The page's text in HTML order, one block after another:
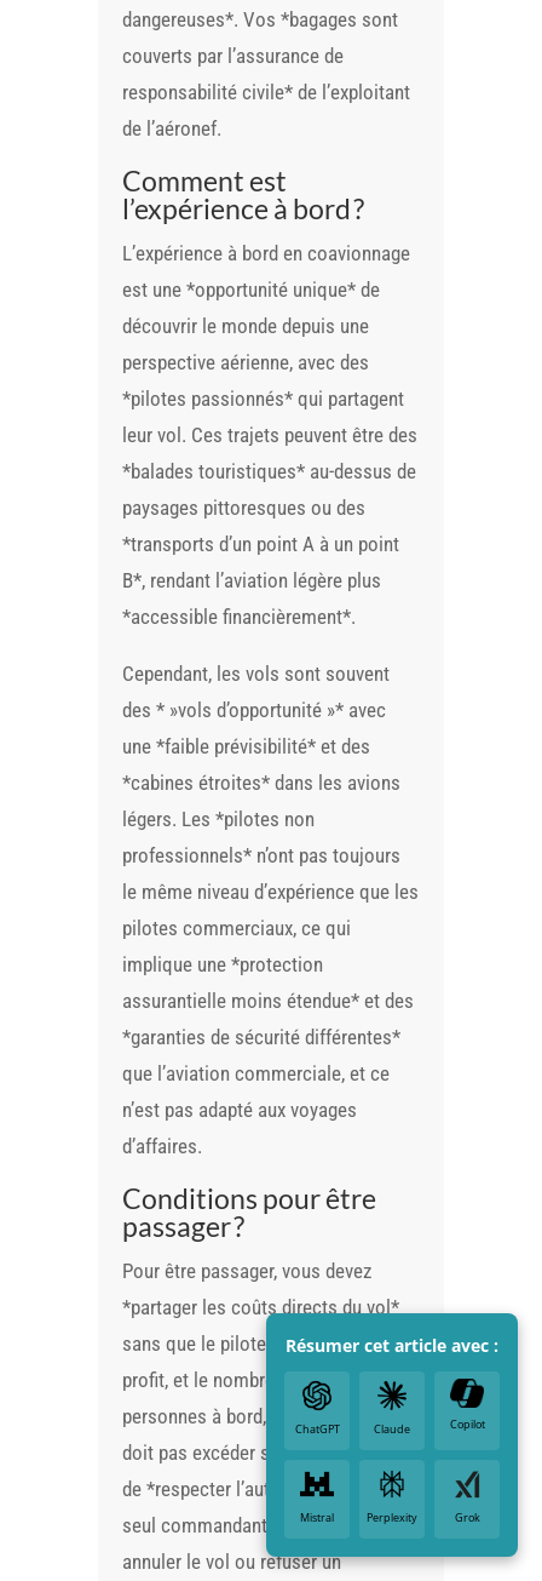
dangereuses*. Vos *bagages sont
couverts par l’assurance de
responsabilité civile* de l’exploitant
de l’aéronef.
Comment est
l’expérience à bord ?
L’expérience à bord en coavionnage
est une *opportunité unique* de
découvrir le monde depuis une
perspective aérienne, avec des
*pilotes passionnés* qui partagent
leur vol. Ces trajets peuvent être des
*balades touristiques* au-dessus de
paysages pittoresques ou des
*transports d’un point A à un point
B*, rendant l’aviation légère plus
*accessible financièrement*.
Cependant, les vols sont souvent
des * »vols d’opportunité »* avec
une *faible prévisibilité* et des
*cabines étroites* dans les avions
légers. Les *pilotes non
professionnels* n’ont pas toujours
le même niveau d’expérience que les
pilotes commerciaux, ce qui
implique une *protection
assurantielle moins étendue* et des
*garanties de sécurité différentes*
que l’aviation commerciale, et ce
n’est pas adapté aux voyages
d’affaires.
Conditions pour être
passager ?
Pour être passager, vous devez
*partager les coûts directs du vol*
sans que le pilote ne réalise de
profit, et le nombre total de
personnes à bord, pilote inclus, ne
doit pas excéder six. Il est impératif
de *respecter l’autorité du pilote*,
seul commandant de bord, qui peut
annuler le vol ou refuser un
Résumer cet article avec :
ChatGPT Claude Copilot
Mistral Perplexity Grok